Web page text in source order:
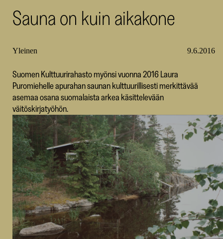
SKR
Sauna on kuin aikakone
Yleinen 9.6.2016
Suomen Kulttuurirahasto myönsi vuonna 2016 Laura
Puromiehelle apurahan saunan kulttuurillisesti merkittävää
asemaa osana suomalaista arkea käsittelevään
väitöskirjatyöhön.